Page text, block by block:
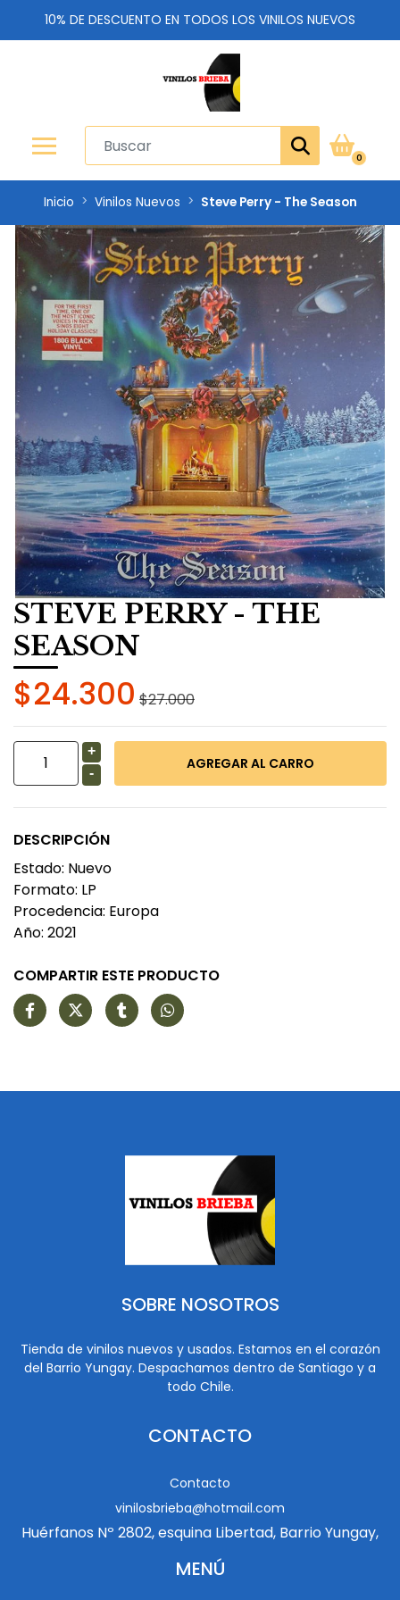
10% DE DESCUENTO EN TODOS LOS VINILOS NUEVOS
0
Inicio Vinilos Nuevos Steve Perry - The Season
STEVE PERRY - THE
SEASON
$24.300 $27.000
+
-
DESCRIPCIÓN
Estado: Nuevo
Formato: LP
Procedencia: Europa
Año: 2021
COMPARTIR ESTE PRODUCTO
SOBRE NOSOTROS
Tienda de vinilos nuevos y usados. Estamos en el corazón
del Barrio Yungay. Despachamos dentro de Santiago y a
todo Chile.
CONTACTO
Contacto
vinilosbrieba@hotmail.com
Huérfanos Nº 2802, esquina Libertad, Barrio Yungay,
MENÚ